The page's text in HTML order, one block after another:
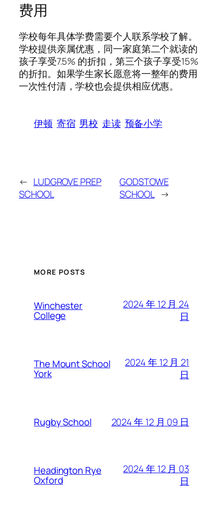
费用
学校每年具体学费需要个人联系学校了解。
学校提供亲属优惠，同一家庭第二个就读的
孩子享受7.5% 的折扣，第三个孩子享受15%
的折扣。如果学生家长愿意将一整年的费用
一次性付清，学校也会提供相应优惠。
伊顿 寄宿 男校 走读 预备小学
← LUDGROVE PREP
SCHOOL
GODSTOWE
SCHOOL →
MORE POSTS
Winchester
College
2024 年 12 月 24
日
The Mount School
York
2024 年 12 月 21
日
Rugby School 2024 年 12 月 09 日
Headington Rye
Oxford
2024 年 12 月 03
日